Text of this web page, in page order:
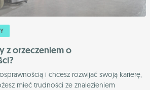
z orzeczeniem o
i chcesz rozwijać swoją karierę,
mieć trudności ze znalezieniem